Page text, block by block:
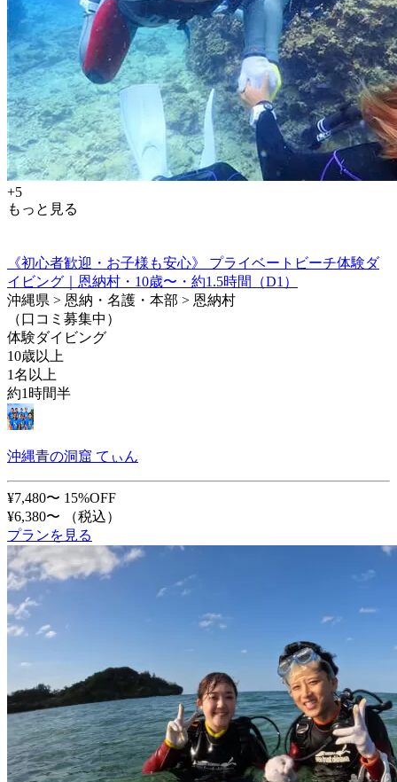
+5
もっと見る
《初心者歓迎・お子様も安心》 プライベートビーチ体験ダ
イビング｜恩納村・10歳〜・約1.5時間（D1）
沖縄県 > 恩納・名護・本部 > 恩納村
（口コミ募集中）
体験ダイビング
10歳以上
1名以上
約1時間半
沖縄青の洞窟 てぃん
¥7,480〜 15%OFF
¥6,380〜
（税込）
プランを見る